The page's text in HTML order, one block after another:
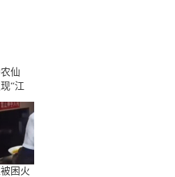
仙
“江
群落
困火